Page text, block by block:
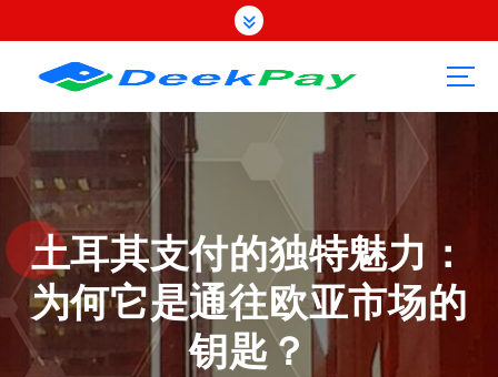
е
й
о
д
р
土耳其支付的独特魅力：
为何它是通往欧亚市场的
钥匙？